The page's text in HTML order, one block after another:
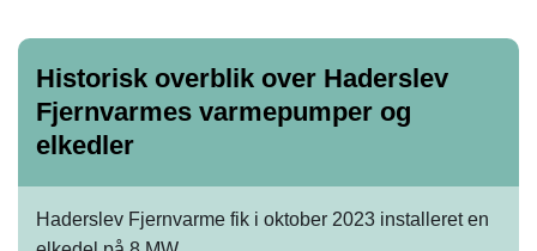
Historisk overblik over Haderslev
Fjernvarmes varmepumper og
elkedler
Haderslev Fjernvarme fik i oktober 2023 installeret en